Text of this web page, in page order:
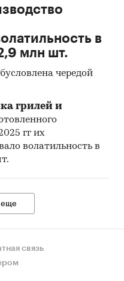
в
млн шт.
чередой
грилей и
гг их
волатильность в
еще
связь